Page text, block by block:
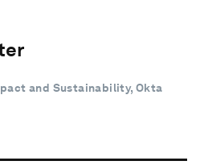
and Sustainability, Okta